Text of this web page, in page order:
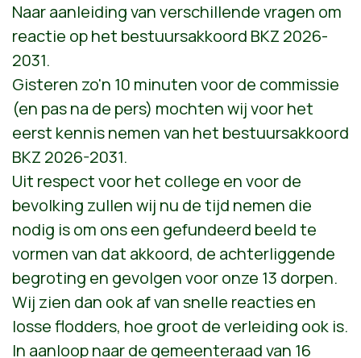
Naar aanleiding van verschillende vragen om
reactie op het bestuursakkoord BKZ 2026-
2031.
Gisteren zo'n 10 minuten voor de commissie
(en pas na de pers) mochten wij voor het
eerst kennis nemen van het bestuursakkoord
BKZ 2026-2031.
Uit respect voor het college en voor de
bevolking zullen wij nu de tijd nemen die
nodig is om ons een gefundeerd beeld te
vormen van dat akkoord, de achterliggende
begroting en gevolgen voor onze 13 dorpen.
Wij zien dan ook af van snelle reacties en
losse flodders, hoe groot de verleiding ook is.
In aanloop naar de gemeenteraad van 16